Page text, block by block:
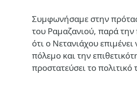
Συμφωνήσαμε στην
του Ραμαζανιού, παρά
ότι ο Νετανιάχου επιμένει
πόλεμο και την
προστατεύσει το πολιτικό